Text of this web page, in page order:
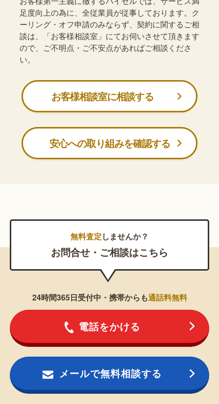
足度向上の為に、全従業員が従事しております。ク
ーリング・オフ申請のみならず、契約に関するご相
談は、「お客様相談室」にてお伺いさせて頂きます
ので、ご不明点・ご不安点があればご相談くださ
い。
お客様相談室に相談する
安心への取り組みを確認する
無料査定しませんか？
お問合せ・ご相談はこちら
24時間365日受付中・携帯からも通話料無料
電話をかける
メールで無料相談する